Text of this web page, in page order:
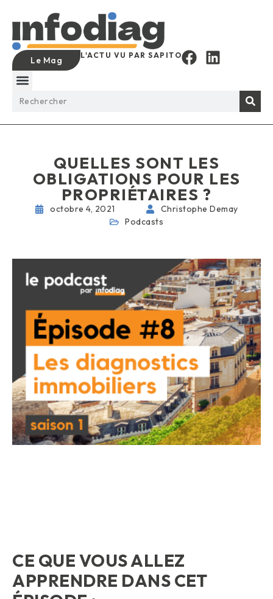
Le Mag L'ACTU VU PAR SAPITO
QUELLES SONT LES
OBLIGATIONS POUR LES
PROPRIÉTAIRES ?
octobre 4, 2021
Christophe Demay
Podcasts
CE QUE VOUS ALLEZ
APPRENDRE DANS CET